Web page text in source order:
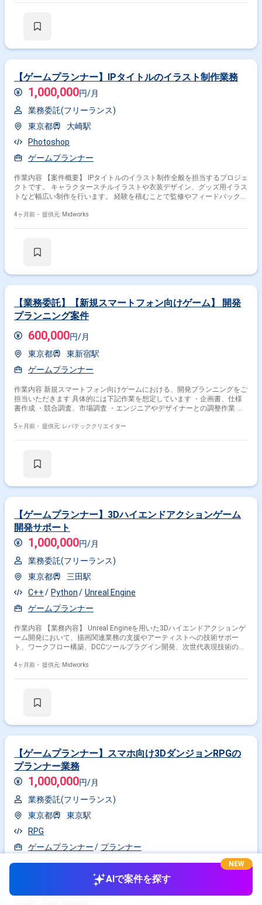
リースまでの制作進行管理業務 ・アートワーク制作における進行管理品質
【ゲームプランナー】IPタイトルのイラスト制作業務
1,000,000円/月
業務委託(フリーランス)
東京都
大崎駅
Photoshop
ゲームプランナー
作業内容 【案件概要】 IPタイトルのイラスト制作全般を担当するプロジェ
クトです。 キャラクタースチルイラストや衣装デザイン、グッズ用イラス
トなど幅広い制作を行います。 経験を積むことで監修やフィードバック業
す。 【作業内容】 ・キャラクタースチルイラスト制作（構図ラフから線
4ヶ月前・ 提供元: Midworks
【業務委託】【新規スマートフォン向けゲーム】 開発
プランニング案件
600,000円/月
東京都
東新宿駅
ゲームプランナー
作業内容 新規スマートフォン向けゲームにおける、開発プランニングをご
担当いただきます 具体的には下記作業を想定しています ・企画書、仕様
書作成 ・競合調査、市場調査 ・エンジニアやデザイナーとの調整作業 ・
ルデザイン、バランス調整、ステージ制作
5ヶ月前・ 提供元: レバテッククリエイター
【ゲームプランナー】3Dハイエンドアクションゲーム
開発サポート
1,000,000円/月
業務委託(フリーランス)
東京都
三田駅
C++
Python
Unreal Engine
ゲームプランナー
作業内容 【業務内容】 Unreal Engineを用いた3Dハイエンドアクションゲ
ーム開発において、描画関連業務の支援やアーティストへの技術サポー
ト、ワークフロー構築、DCCツールプラグイン開発、次世代表現技術の研
おけるアーティストへの技術支援 ・開発ワークフローの構築と改善 ・
4ヶ月前・ 提供元: Midworks
【ゲームプランナー】スマホ向け3DダンジョンRPGの
プランナー業務
1,000,000円/月
業務委託(フリーランス)
東京都
東京駅
RPG
ゲームプランナー
プランナー
容と実績に基づく選考となります。 キャラクタスキルや装備、敵配置、バ
トルシステムなどの企画設計とバランス調整に携わります。 Unityを用い
AIで案件を探す
NEW